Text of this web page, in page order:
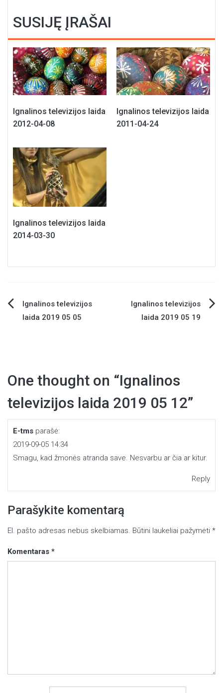
SUSIJĘ ĮRAŠAI
Ignalinos televizijos laida
2012-04-08
Ignalinos televizijos laida
2011-04-24
Ignalinos televizijos laida
2014-03-30
Navigacija
Ignalinos televizijos
laida 2019 05 05
Ignalinos televizijos
laida 2019 05 19
One thought on “Ignalinos
televizijos laida 2019 05 12”
E-tms parašė:
2019-09-05 14:34
Smagu, kad žmonės atranda save. Nesvarbu ar čia ar kitur.
Reply
Parašykite komentarą
El. pašto adresas nebus skelbiamas. Būtini laukeliai pažymėti *
Komentaras *